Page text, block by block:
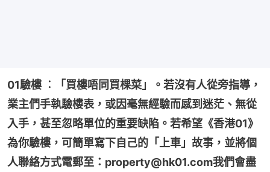
01驗樓 ︰「買樓唔同買棵菜」。若沒有人從旁指導，
業主們手執驗樓表，或因毫無經驗而感到迷茫、無從
入手，甚至忽略單位的重要缺陷。若希望《香港01》
為你驗樓，可簡單寫下自己的「上車」故事，並將個
人聯絡方式電郵至：property@hk01.com我們會盡